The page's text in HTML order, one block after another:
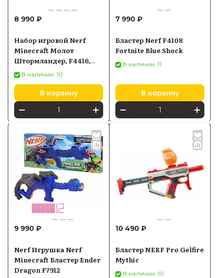
производителя и быстрой доставкой по
8 990 ₽
Набор игровой Nerf
Minecraft Молот
Штормландер, F4416,
Nerf Minecraft
Stormlander5010993948758
В наличии: 10
В корзину
7 990 ₽
Бластер Nerf F4108
Fortnite Blue Shock
В наличии: 11
В корзину
9 990 ₽
Nerf Игрушка Nerf
Minecraft Бластер Ender
Dragon F7912
10 490 ₽
Бластер NERF Pro Gelfire
Mythic
В наличии: 10